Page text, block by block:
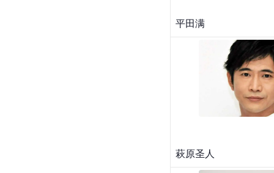
平田满
萩原圣人